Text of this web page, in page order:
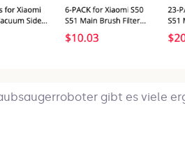
gibt es viele